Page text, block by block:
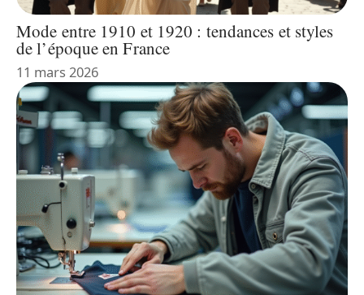
Mode entre 1910 et 1920 : tendances et styles
de l’époque en France
11 mars 2026